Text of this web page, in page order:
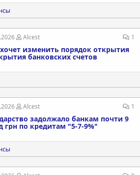
изменить порядок открытия
банковских счетов
Alcest 1
задолжало банкам почти 9
грн по кредитам "5-7-9%"
Alcest 1